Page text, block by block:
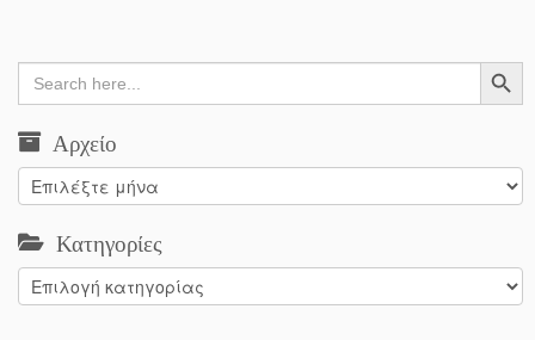
Search
for:
Search Button
Αρχείο
Αρχείο
Κατηγορίες
Κατηγορίες